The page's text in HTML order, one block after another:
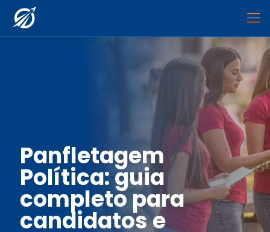
Panfletagem
Política: guia
completo para
candidatos e